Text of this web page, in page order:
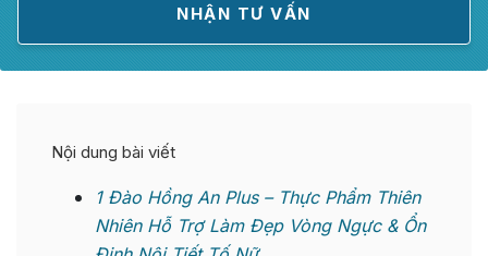
Nội dung bài viết
1Đào Hồng An Plus – Thực Phẩm Thiên
Nhiên Hỗ Trợ Làm Đẹp Vòng Ngực & Ổn